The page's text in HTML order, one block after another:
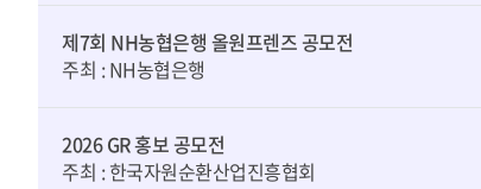
제7회 NH농협은행 올원프렌즈 공모전
주최 : NH농협은행
2026 GR 홍보 공모전
주최 : 한국자원순환산업진흥협회